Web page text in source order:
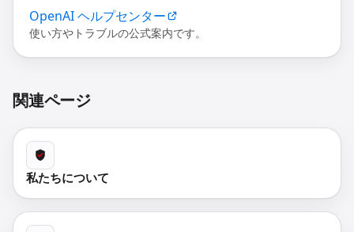
OpenAI ヘルプセンター
使い方やトラブルの公式案内です。
関連ページ
私たちについて